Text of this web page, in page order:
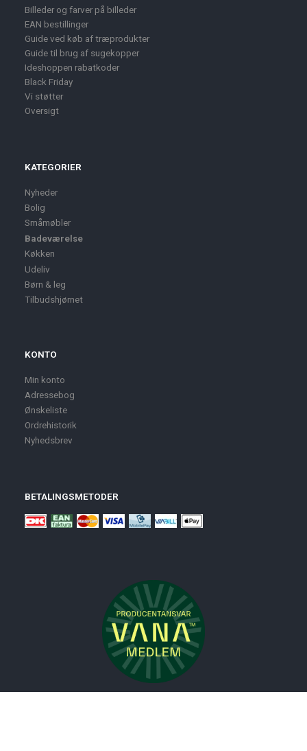
Billeder og farver på billeder
EAN bestillinger
Guide ved køb af træprodukter
Guide til brug af sugekopper
Ideshoppen rabatkoder
Black Friday
Vi støtter
Oversigt
KATEGORIER
Nyheder
Bolig
Småmøbler
Badeværelse
Køkken
Udeliv
Børn & leg
Tilbudshjørnet
KONTO
Min konto
Adressebog
Ønskeliste
Ordrehistorik
Nyhedsbrev
BETALINGSMETODER